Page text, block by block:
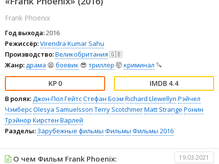
Frank Phoenix
Год выхода:2016
Режиссёр:Virendra Kumar Sahu
Производство:Великобритания 🇬🇧
Жанр:драма 😫 боевик 😎 триллер 🤯криминал 🔪
0 4.4
В ролях:Джон-Пол ГейтсСтефан Боэм Richard Llewellyn Рэйчел
ЧэмберсOlesya Samuelsson Terry ScotchmerMatt Strange Ронин
Трэйнор Кирстен Варлей
Разделы: Зарубежные фильмы Фильмы Фильмы 2016
О чем Фильм Frank Phoenix: 19.03.2021